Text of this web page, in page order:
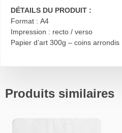
DÉTAILS DU PRODUIT :
Format : A4
Impression : recto / verso
Papier d’art 300g – coins arrondis
Produits similaires